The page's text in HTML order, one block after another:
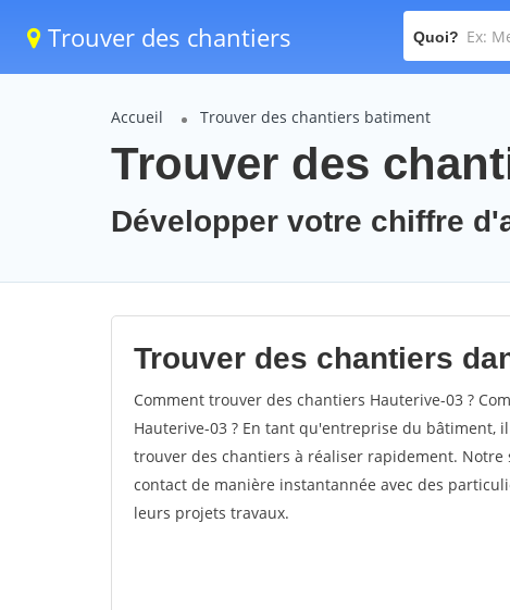
Trouver des chantiers Quoi?
Accueil Trouver des chantiers batiment
Trouver des
Développer votre chiffre
Trouver des chantiers
Comment trouver des chantiers Hauterive-03 ?
Hauterive-03 ? En tant qu'entreprise du bâtiment,
trouver des chantiers à réaliser rapidement.
contact de manière instantannée avec des
leurs projets travaux.